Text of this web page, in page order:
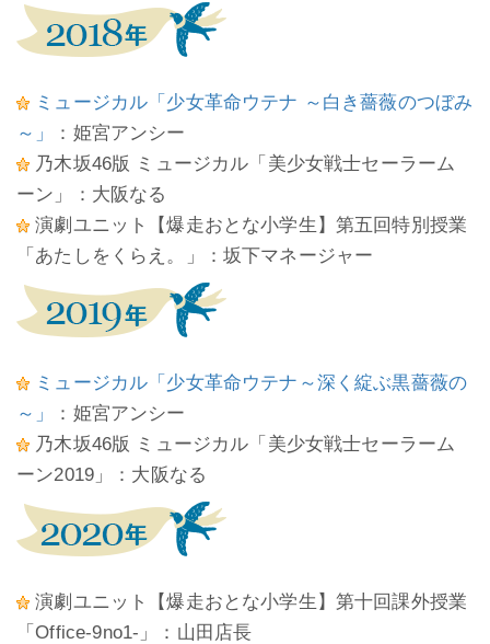
ミュージカル「少女革命ウテナ ～白き薔薇のつぼみ
～」
：姫宮アンシー
乃木坂46版 ミュージカル「美少女戦士セーラーム
ーン」：大阪なる
演劇ユニット【爆走おとな小学生】第五回特別授業
「あたしをくらえ。」：坂下マネージャー
ミュージカル「少女革命ウテナ～深く綻ぶ黒薔薇の
～」
：姫宮アンシー
乃木坂46版 ミュージカル「美少女戦士セーラーム
ーン2019」：大阪なる
演劇ユニット【爆走おとな小学生】第十回課外授業
「Office-9no1-」：山田店長